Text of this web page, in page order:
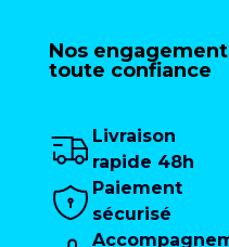
Nos
toute confiance
Livraison
rapide 48h
Paiement
sécurisé